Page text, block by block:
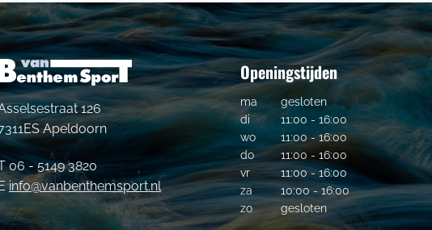
126
Apeldoorn
06 - 5149 3820
info@vanbenthemsport.nl
Openingstijden
ma
gesloten
di
11:00 - 16:00
wo
11:00 - 16:00
do
11:00 - 16:00
vr
11:00 - 16:00
za
10:00 - 16:00
zo
gesloten